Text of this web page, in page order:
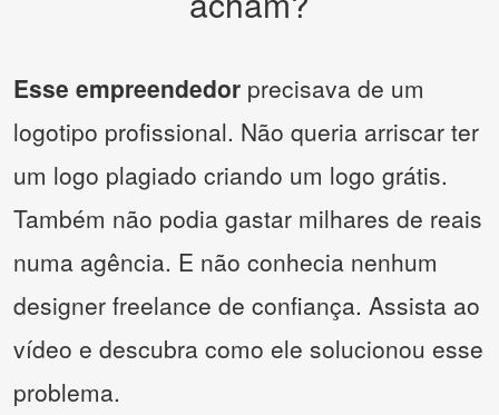
Esse empreendedor precisava de um
logotipo profissional. Não queria arriscar ter
um logo plagiado criando um logo grátis.
Também não podia gastar milhares de reais
numa agência. E não conhecia nenhum
designer freelance de confiança. Assista ao
vídeo e descubra como ele solucionou esse
problema.